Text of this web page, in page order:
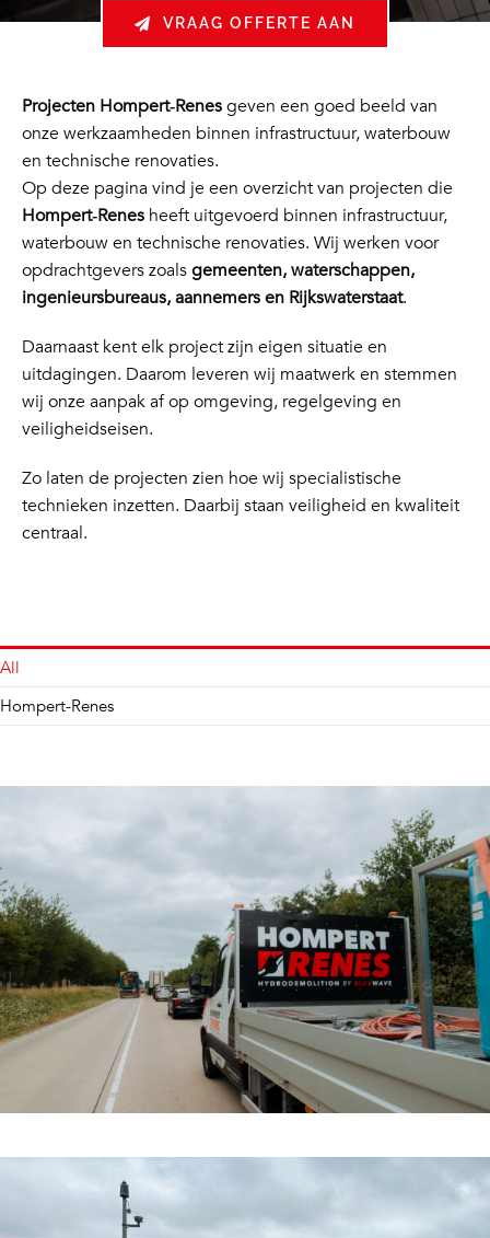
VRAAG OFFERTE AAN
Projecten Hompert‑Renesgeven een goed beeld van
onze werkzaamheden binnen infrastructuur, waterbouw
en technische renovaties.
Op deze pagina vind je een overzicht van projecten die
Hompert‑Renesheeft uitgevoerd binnen infrastructuur,
waterbouw en technische renovaties. Wij werken voor
opdrachtgevers zoalsgemeenten, waterschappen,
ingenieursbureaus, aannemers en Rijkswaterstaat.
Daarnaast kent elk project zijn eigen situatie en
uitdagingen. Daarom leveren wij maatwerk en stemmen
wij onze aanpak af op omgeving, regelgeving en
veiligheidseisen.
Zo laten de projecten zien hoe wij specialistische
technieken inzetten. Daarbij staan veiligheid en kwaliteit
centraal.
All
Hompert-Renes